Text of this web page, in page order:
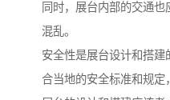
同时，展台内部的交通
混乱。
安全性是展台设计和搭
合当地的安全标准和规定